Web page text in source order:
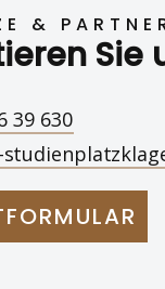
&
Sie
39 630